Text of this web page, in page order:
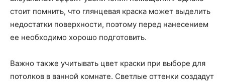
стоит помнить, что глянцевая краска может выделить
недостатки поверхности, поэтому перед нанесением
ее необходимо хорошо подготовить.
Важно также учитывать цвет краски при выборе для
потолков в ванной комнате. Светлые оттенки создадут